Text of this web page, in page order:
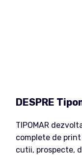
DESPRE
TIPOMAR
complete de
cutii, prospecte,